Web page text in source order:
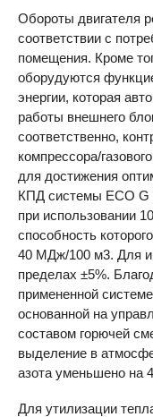
Обороты двигателя
соответствии с
помещения. Кроме
оборудуются
энергии, которая
работы внешнего
соответственно,
компрессора/
для достижения
КПД системы ECO G
при использовании
способность
40 МДж/100 м3. Для
пределах ±5%.
примененной системе
основанной на
составом горючей
выделение в
азота уменьшено на
Для утилизации